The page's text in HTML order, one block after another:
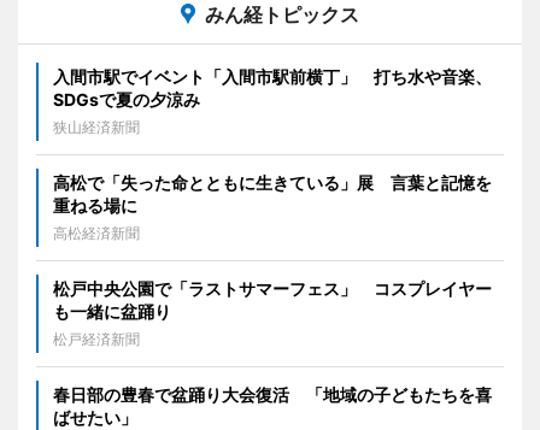
みん経トピックス
入間市駅でイベント「入間市駅前横丁」 打ち水や音楽、
SDGsで夏の夕涼み
狭山経済新聞
高松で「失った命とともに生きている」展 言葉と記憶を
重ねる場に
高松経済新聞
松戸中央公園で「ラストサマーフェス」 コスプレイヤー
も一緒に盆踊り
松戸経済新聞
春日部の豊春で盆踊り大会復活 「地域の子どもたちを喜
ばせたい」